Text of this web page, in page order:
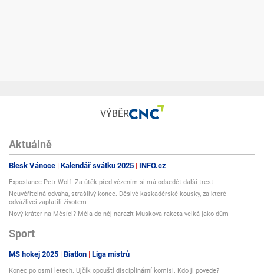
VÝBĚR
Aktuálně
Blesk Vánoce Kalendář svátků 2025 INFO.cz
Exposlanec Petr Wolf: Za útěk před vězením si má odsedět další trest
Neuvěřitelná odvaha, strašlivý konec. Děsivé kaskadérské kousky, za které
odvážlivci zaplatili životem
Nový kráter na Měsíci? Měla do něj narazit Muskova raketa velká jako dům
Sport
MS hokej 2025 Biatlon Liga mistrů
Konec po osmi letech. Ujčík opouští disciplinární komisi. Kdo ji povede?